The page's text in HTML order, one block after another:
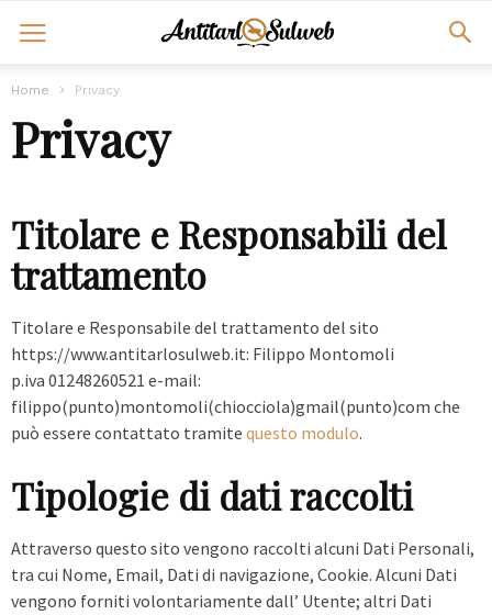
Home Privacy
Privacy
Titolare e Responsabili del
trattamento
Titolare e Responsabile del trattamento del sito
https://www.antitarlosulweb.it: Filippo Montomoli
p.iva 01248260521 e-mail:
filippo(punto)montomoli(chiocciola)gmail(punto)com che
può essere contattato tramite questo modulo.
Tipologie di dati raccolti
Attraverso questo sito vengono raccolti alcuni Dati Personali,
tra cui Nome, Email, Dati di navigazione, Cookie. Alcuni Dati
vengono forniti volontariamente dall’ Utente; altri Dati